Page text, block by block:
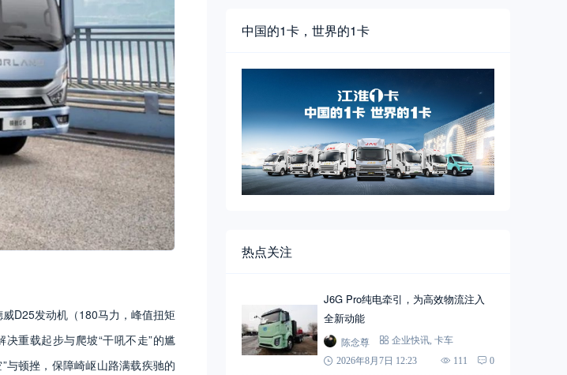
D25发动机（180马力，峰值扭矩
重载起步与爬坡“干吼不走”的尴
与顿挫，保障崎岖山路满载疾驰的
中国的1卡，世界的1卡
热点关注
J6G Pro纯电牵引，为高效物流注入
全新动能
陈念尊 企业快讯 卡车
2026年8月7日 12:23
111 0